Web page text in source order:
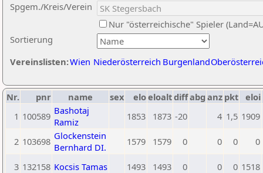
Sortierung
Spgem./Kreis/Verein
Nur "österreichische" Spieler
Vereinslisten:Wien Niederösterreich Burgenland
Nr. pnr name sex eloeloaltdiffabg anz pkt eloi
1 100589 Bashotaj
Ramiz
1853 1873 -20 4 1,5 1909
2 103698 Glockenstein
Bernhard DI.
1579 1579 0 0 0 0
3 132158 Kocsis Tamas 1493 1493 0 0 0 1518